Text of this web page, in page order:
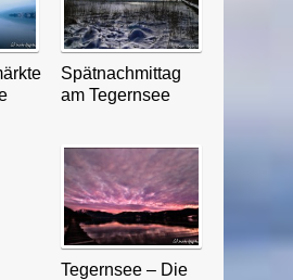
Spätnachmittag
am Tegernsee
Tegernsee – Die